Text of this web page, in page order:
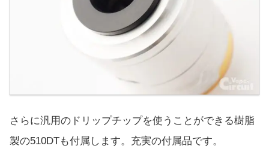
さらに汎用のドリップチップを使うことができる樹脂
製の510DTも付属します。充実の付属品です。